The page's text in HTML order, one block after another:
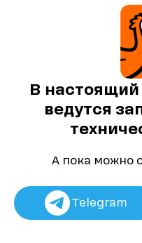
В
ведутся
А пока можно
Telegram